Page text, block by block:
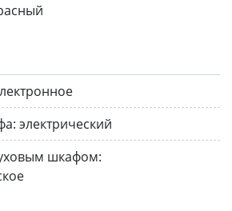
электрический
шкафом: